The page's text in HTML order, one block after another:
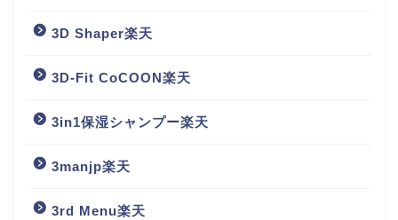
3D Shaper楽天
3D-Fit CoCOON楽天
3in1保湿シャンプー楽天
3manjp楽天
3rd Menu楽天